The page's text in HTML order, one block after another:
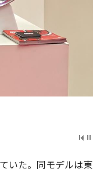
いた。同モデルは東